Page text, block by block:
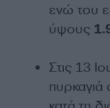
ενώ του
ύψους
Στις 13
πυρκαγιά